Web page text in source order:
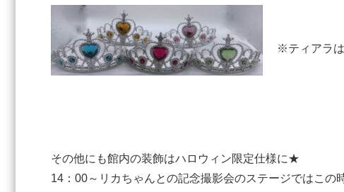
※ティアラは
その他にも館内の装飾はハロウィン限定仕様に★
14：00～リカちゃんとの記念撮影会のステージではこの